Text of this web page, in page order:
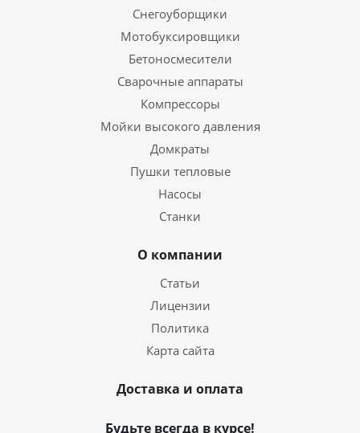
Снегоуборщики
Мотобуксировщики
Бетоносмесители
Сварочные аппараты
Компрессоры
Мойки высокого давления
Домкраты
Пушки тепловые
Насосы
Станки
О компании
Статьи
Лицензии
Политика
Карта сайта
Доставка и оплата
Будьте всегда в курсе!